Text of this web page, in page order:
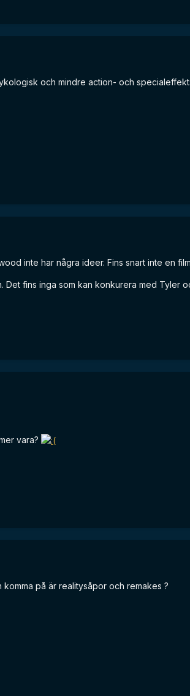
och mindre action- och
inte har några ideer. Fins snart inte en
Det fins inga som kan konkurera med Tyler
vara?
på är realitysåpor och remakes ?